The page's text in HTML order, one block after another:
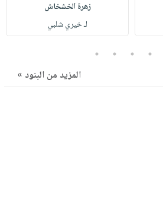
زهرة الخشخاش
لـ خيري شلبي
2
3
4
5
المزيد من البنود »